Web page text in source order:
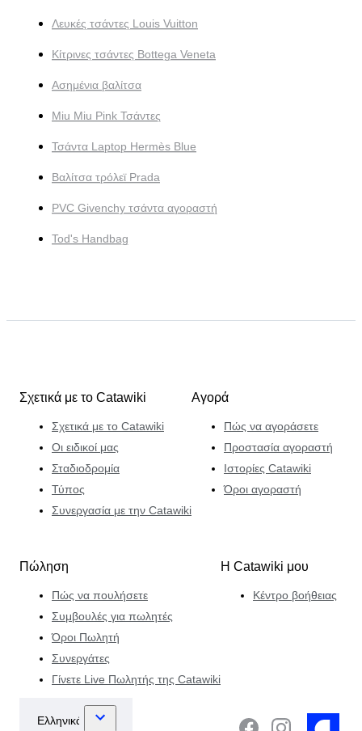
Λευκές τσάντες Louis Vuitton
Κίτρινες τσάντες Bottega Veneta
Ασημένια βαλίτσα
Miu Miu Pink Τσάντες
Τσάντα Laptop Hermès Blue
Βαλίτσα τρόλεϊ Prada
PVC Givenchy τσάντα αγοραστή
Tod's Handbag
Σχετικά με το Catawiki
Σχετικά με το Catawiki
Οι ειδικοί μας
Σταδιοδρομία
Τύπος
Συνεργασία με την Catawiki
Αγορά
Πώς να αγοράσετε
Προστασία αγοραστή
Ιστορίες Catawiki
Όροι αγοραστή
Πώληση
Πώς να πουλήσετε
Συμβουλές για πωλητές
Όροι Πωλητή
Συνεργάτες
Γίνετε Live Πωλητής της Catawiki
Η Catawiki μου
Κέντρο βοήθειας